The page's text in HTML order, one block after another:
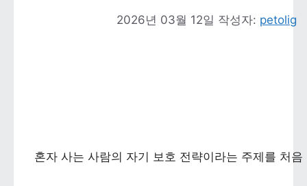
2026년 03월 12일 작성자: petolig
혼자 사는 사람의 자기 보호 전략이라는 주제를 처